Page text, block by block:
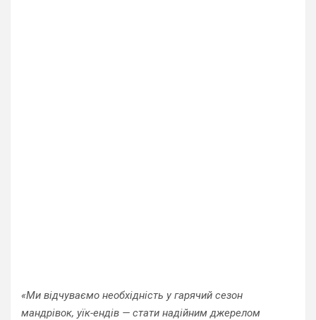
«Ми відчуваємо необхідність у гарячий сезон
мандрівок, уїк-ендів — стати надійним джерелом